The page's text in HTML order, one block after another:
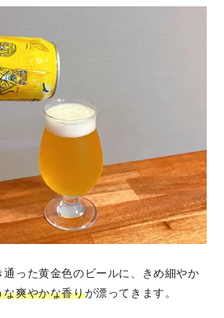
った黄金色のビールに、きめ細やか
な爽やかな香りが漂ってきます。